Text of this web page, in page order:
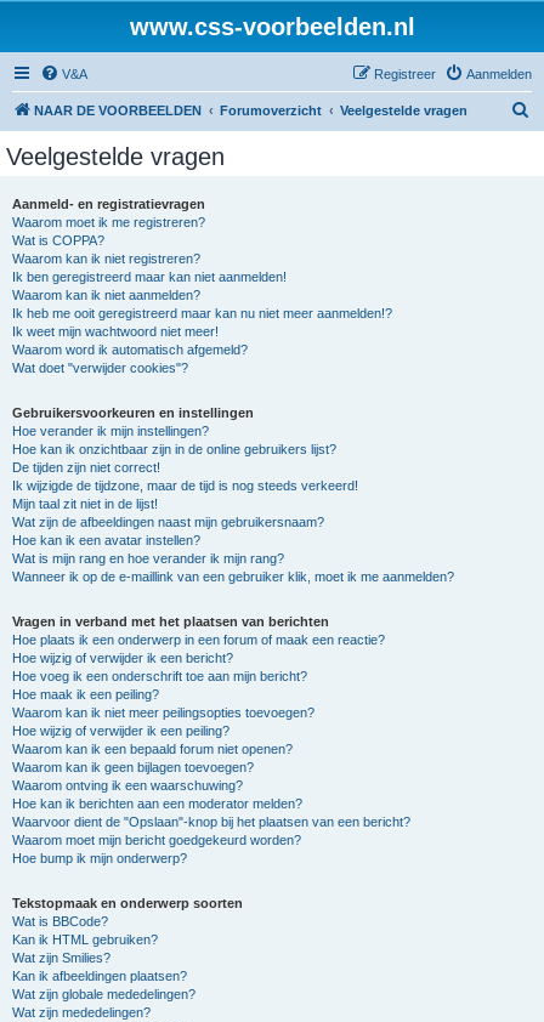
www.css-voorbeelden.nl
V&A Aanmelden
Registreer
NAAR DE VOORBEELDEN Forumoverzicht Veelgestelde vragen
Veelgestelde vragen
Aanmeld- en registratievragen
Waarom moet ik me registreren?
Wat is COPPA?
Waarom kan ik niet registreren?
Ik ben geregistreerd maar kan niet aanmelden!
Waarom kan ik niet aanmelden?
Ik heb me ooit geregistreerd maar kan nu niet meer aanmelden!?
Ik weet mijn wachtwoord niet meer!
Waarom word ik automatisch afgemeld?
Wat doet "verwijder cookies"?
Gebruikersvoorkeuren en instellingen
Hoe verander ik mijn instellingen?
Hoe kan ik onzichtbaar zijn in de online gebruikers lijst?
De tijden zijn niet correct!
Ik wijzigde de tijdzone, maar de tijd is nog steeds verkeerd!
Mijn taal zit niet in de lijst!
Wat zijn de afbeeldingen naast mijn gebruikersnaam?
Hoe kan ik een avatar instellen?
Wat is mijn rang en hoe verander ik mijn rang?
Wanneer ik op de e-maillink van een gebruiker klik, moet ik me aanmelden?
Vragen in verband met het plaatsen van berichten
Hoe plaats ik een onderwerp in een forum of maak een reactie?
Hoe wijzig of verwijder ik een bericht?
Hoe voeg ik een onderschrift toe aan mijn bericht?
Hoe maak ik een peiling?
Waarom kan ik niet meer peilingsopties toevoegen?
Hoe wijzig of verwijder ik een peiling?
Waarom kan ik een bepaald forum niet openen?
Waarom kan ik geen bijlagen toevoegen?
Waarom ontving ik een waarschuwing?
Hoe kan ik berichten aan een moderator melden?
Waarvoor dient de "Opslaan"-knop bij het plaatsen van een bericht?
Waarom moet mijn bericht goedgekeurd worden?
Hoe bump ik mijn onderwerp?
Tekstopmaak en onderwerp soorten
Wat is BBCode?
Kan ik HTML gebruiken?
Wat zijn Smilies?
Kan ik afbeeldingen plaatsen?
Wat zijn globale mededelingen?
Wat zijn mededelingen?